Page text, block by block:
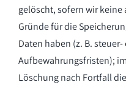
gelöscht, sofern wir
Gründe für die
Daten haben (z. B.
Aufbewahrungsfristen);
Löschung nach Fortfall